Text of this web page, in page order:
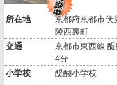
所在地
京都府京都市伏
陵西裏町
交通
京都市東西線
4分
小学校 醍醐小学校